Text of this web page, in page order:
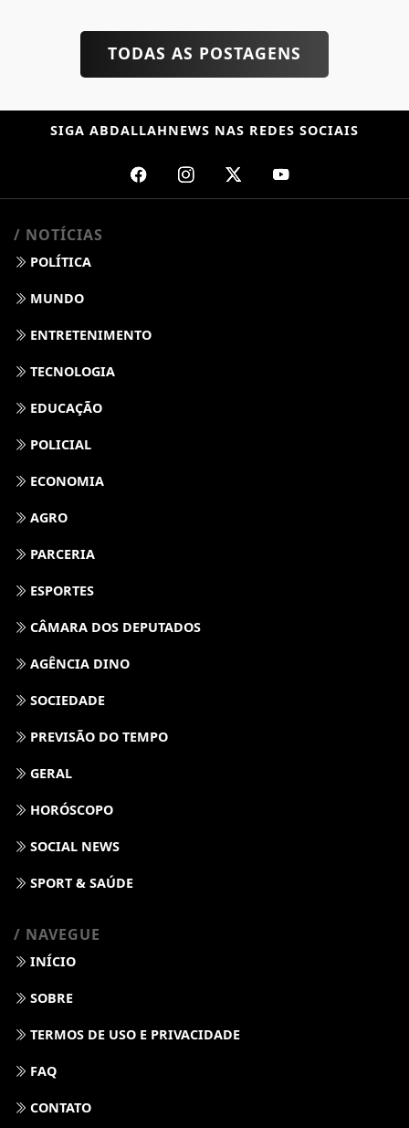
TODAS AS POSTAGENS
SIGA ABDALLAHNEWS NAS REDES SOCIAIS
/ NOTÍCIAS
POLÍTICA
MUNDO
ENTRETENIMENTO
TECNOLOGIA
EDUCAÇÃO
POLICIAL
ECONOMIA
AGRO
PARCERIA
ESPORTES
CÂMARA DOS DEPUTADOS
AGÊNCIA DINO
SOCIEDADE
PREVISÃO DO TEMPO
GERAL
HORÓSCOPO
SOCIAL NEWS
SPORT & SAÚDE
/ NAVEGUE
INÍCIO
SOBRE
TERMOS DE USO E PRIVACIDADE
FAQ
CONTATO